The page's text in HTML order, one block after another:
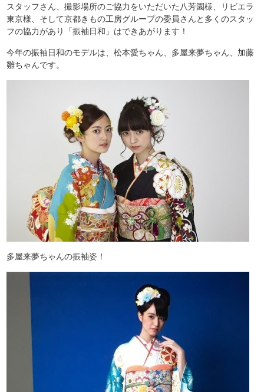
スタッフさん、撮影場所のご協力をいただいた八芳園様、リビエラ
東京様、そして京都きもの工房グループの委員さんと多くのスタッ
フの協力があり「振袖日和」はできあがります！
今年の振袖日和のモデルは、松本愛ちゃん、多屋来夢ちゃん、加藤
雛ちゃんです。
多屋来夢ちゃんの振袖姿！